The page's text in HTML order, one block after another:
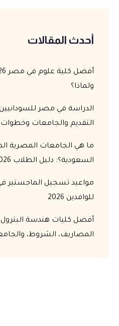
أحدث المقالات
ولماذا؟
التقديم والجامعات
ما هي الجامعات المصرية
السعودية؟: دليل الطلاب 2026
مواعيد تسجيل الماجستير
للوافدين 2026
المصاريف، الشروط،